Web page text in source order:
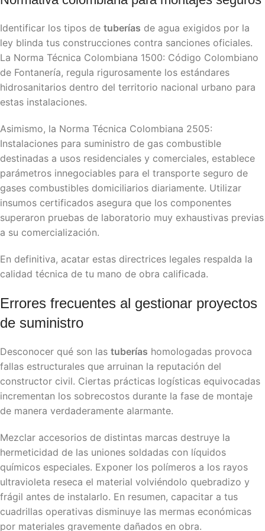
Identificar los tipos de tuberías de agua exigidos por la
ley blinda tus construcciones contra sanciones oficiales.
La Norma Técnica Colombiana 1500: Código Colombiano
de Fontanería, regula rigurosamente los estándares
hidrosanitarios dentro del territorio nacional urbano para
estas instalaciones.
Asimismo, la Norma Técnica Colombiana 2505:
Instalaciones para suministro de gas combustible
destinadas a usos residenciales y comerciales, establece
parámetros innegociables para el transporte seguro de
gases combustibles domiciliarios diariamente. Utilizar
insumos certificados asegura que los componentes
superaron pruebas de laboratorio muy exhaustivas previas
a su comercialización.
En definitiva, acatar estas directrices legales respalda la
calidad técnica de tu mano de obra calificada.
​Errores frecuentes al gestionar proyectos
de suministro
Desconocer qué son las tuberías homologadas provoca
fallas estructurales que arruinan la reputación del
constructor civil. Ciertas prácticas logísticas equivocadas
incrementan los sobrecostos durante la fase de montaje
de manera verdaderamente alarmante.
Mezclar accesorios de distintas marcas destruye la
hermeticidad de las uniones soldadas con líquidos
químicos especiales. Exponer los polímeros a los rayos
ultravioleta reseca el material volviéndolo quebradizo y
frágil antes de instalarlo. En resumen, capacitar a tus
cuadrillas operativas disminuye las mermas económicas
por materiales gravemente dañados en obra.